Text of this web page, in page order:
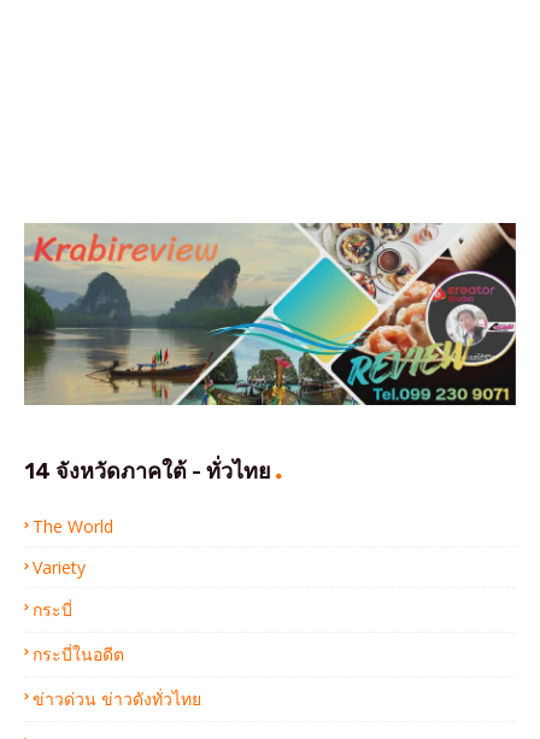
14 จังหวัดภาคใต้ - ทั่วไทย
The World
Variety
กระบี่
กระบี่ในอดีต
ข่าวด่วน ข่าวดังทั่วไทย